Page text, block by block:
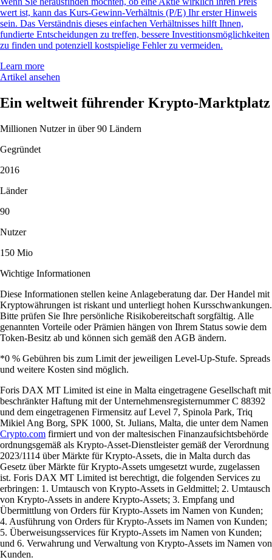
wert ist, kann das Kurs-Gewinn-Verhältnis (P/E) Ihr erster Hinweis
sein. Das Verständnis dieses einfachen Verhältnisses hilft Ihnen,
fundierte Entscheidungen zu treffen, bessere Investitionsmöglichkeiten
zu finden und potenziell kostspielige Fehler zu vermeiden.
Learn more
Artikel ansehen
Ein weltweit führender Krypto-Marktplatz
Millionen Nutzer in über 90 Ländern
Gegründet
2016
Länder
90
Nutzer
150 Mio
Wichtige Informationen
Diese Informationen stellen keine Anlageberatung dar. Der Handel mit
Kryptowährungen ist riskant und unterliegt hohen Kursschwankungen.
Bitte prüfen Sie Ihre persönliche Risikobereitschaft sorgfältig. Alle
genannten Vorteile oder Prämien hängen von Ihrem Status sowie dem
Token-Besitz ab und können sich gemäß den AGB ändern.
*0 % Gebühren bis zum Limit der jeweiligen Level-Up-Stufe. Spreads
und weitere Kosten sind möglich.
Foris DAX MT Limited ist eine in Malta eingetragene Gesellschaft mit
beschränkter Haftung mit der Unternehmensregisternummer C 88392
und dem eingetragenen Firmensitz auf Level 7, Spinola Park, Triq
Mikiel Ang Borg, SPK 1000, St. Julians, Malta, die unter dem Namen
Crypto.com firmiert und von der maltesischen Finanzaufsichtsbehörde
ordnungsgemäß als Krypto-Asset-Dienstleister gemäß der Verordnung
2023/1114 über Märkte für Krypto-Assets, die in Malta durch das
Gesetz über Märkte für Krypto-Assets umgesetzt wurde, zugelassen
ist. Foris DAX MT Limited ist berechtigt, die folgenden Services zu
erbringen: 1. Umtausch von Krypto-Assets in Geldmittel; 2. Umtausch
von Krypto-Assets in andere Krypto-Assets; 3. Empfang und
Übermittlung von Orders für Krypto-Assets im Namen von Kunden;
4. Ausführung von Orders für Krypto-Assets im Namen von Kunden;
5. Überweisungsservices für Krypto-Assets im Namen von Kunden;
und 6. Verwahrung und Verwaltung von Krypto-Assets im Namen von
Kunden.